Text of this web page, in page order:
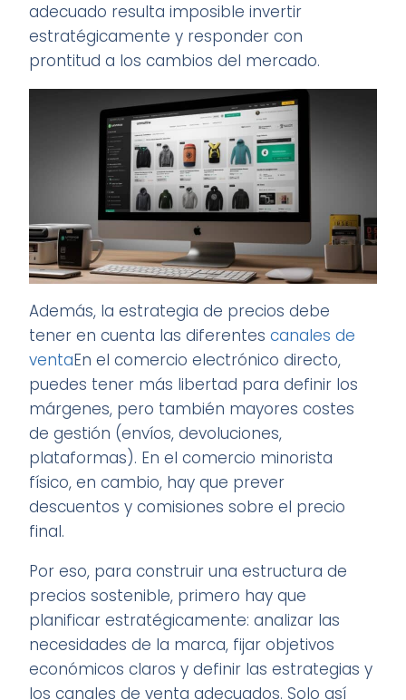
adecuado resulta imposible invertir
estratégicamente y responder con
prontitud a los cambios del mercado.
Además, la estrategia de precios debe
tener en cuenta las diferentescanales de
ventaEn el comercio electrónico directo,
puedes tener más libertad para definir los
márgenes, pero también mayores costes
de gestión (envíos, devoluciones,
plataformas). En el comercio minorista
físico, en cambio, hay que prever
descuentos y comisiones sobre el precio
final.
Por eso, para construir una estructura de
precios sostenible, primero hay que
planificar estratégicamente: analizar las
necesidades de la marca, fijar objetivos
económicos claros y definir las estrategias y
los canales de venta adecuados. Solo así